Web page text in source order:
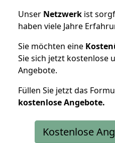
Unser Netzwerk ist
haben viele Jahre
Sie möchten eine
Sie sich jetzt kostenlose
Angebote.
Füllen Sie jetzt das
kostenloseAngebote.
Kostenlose